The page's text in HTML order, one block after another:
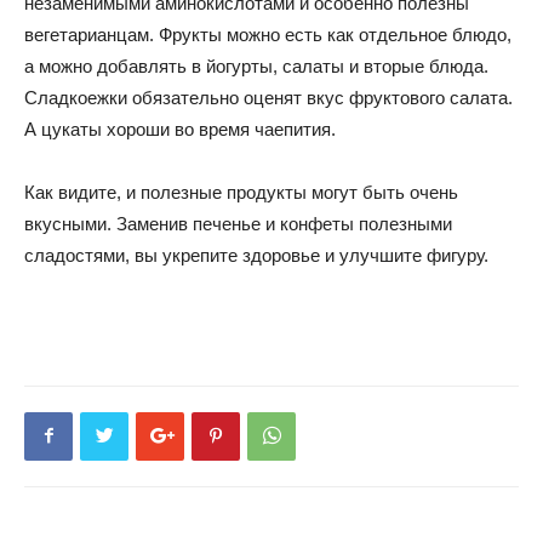
вегетарианцам. Фрукты можно есть как отдельное блюдо,
а можно добавлять в йогурты, салаты и вторые блюда.
Сладкоежки обязательно оценят вкус фруктового салата.
А цукаты хороши во время чаепития.
Как видите, и полезные продукты могут быть очень
вкусными. Заменив печенье и конфеты полезными
сладостями, вы укрепите здоровье и улучшите фигуру.